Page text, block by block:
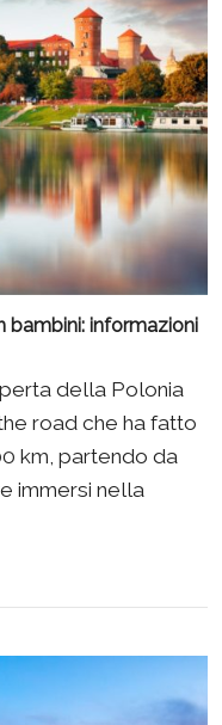
bambini: informazioni
della Polonia
road che ha fatto
km, partendo da
immersi nella